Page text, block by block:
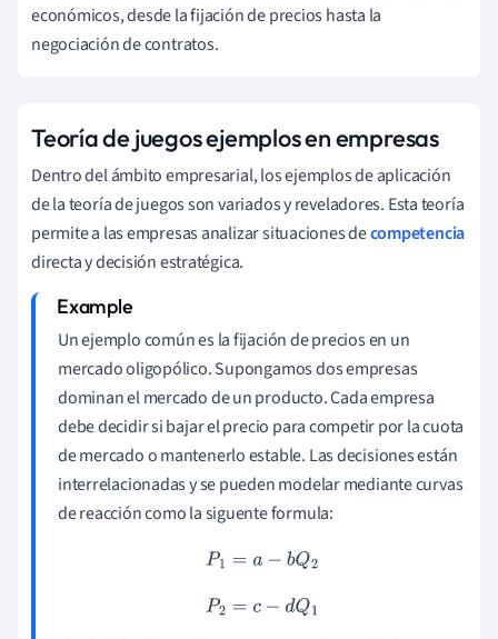
económicos, desde la fijación de precios hasta la
negociación de contratos.
Teoría de juegos ejemplos en empresas
Dentro del ámbito empresarial, los ejemplos de aplicación
de la teoría de juegos son variados y reveladores. Esta teoría
permite a las empresas analizar situaciones decompetencia
directa y decisión estratégica.
Un ejemplo común es la fijación de precios en un
mercado oligopólico. Supongamos dos empresas
dominan el mercado de un producto. Cada empresa
debe decidir si bajar el precio para competir por la cuota
de mercado o mantenerlo estable. Las decisiones están
interrelacionadas y se pueden modelar mediante curvas
de reacción como la siguente formula:
P1= a−bQ2
P2= c−dQ1